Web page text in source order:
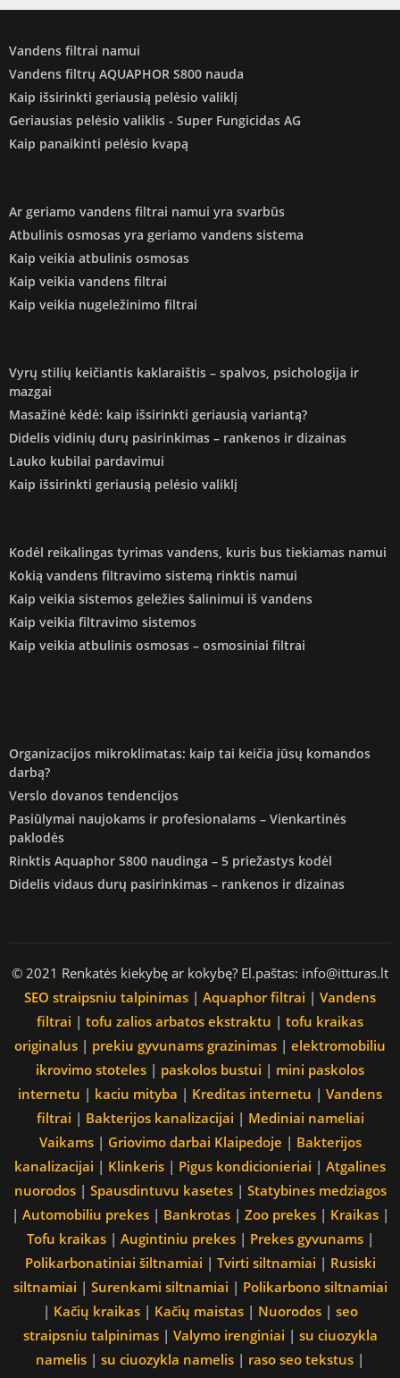
Vandens filtrai namui
Vandens filtrų AQUAPHOR S800 nauda
Kaip išsirinkti geriausią pelėsio valiklį
Geriausias pelėsio valiklis - Super Fungicidas AG
Kaip panaikinti pelėsio kvapą
Ar geriamo vandens filtrai namui yra svarbūs
Atbulinis osmosas yra geriamo vandens sistema
Kaip veikia atbulinis osmosas
Kaip veikia vandens filtrai
Kaip veikia nugeležinimo filtrai
Vyrų stilių keičiantis kaklaraištis – spalvos, psichologija ir
mazgai
Masažinė kėdė: kaip išsirinkti geriausią variantą?
Didelis vidinių durų pasirinkimas – rankenos ir dizainas
Lauko kubilai pardavimui
Kaip išsirinkti geriausią pelėsio valiklį
Kodėl reikalingas tyrimas vandens, kuris bus tiekiamas namui
Kokią vandens filtravimo sistemą rinktis namui
Kaip veikia sistemos geležies šalinimui iš vandens
Kaip veikia filtravimo sistemos
Kaip veikia atbulinis osmosas – osmosiniai filtrai
Organizacijos mikroklimatas: kaip tai keičia jūsų komandos
darbą?
Verslo dovanos tendencijos
Pasiūlymai naujokams ir profesionalams – Vienkartinės
paklodės
Rinktis Aquaphor S800 naudinga – 5 priežastys kodėl
Didelis vidaus durų pasirinkimas – rankenos ir dizainas
© 2021 Renkatės kiekybę ar kokybę? El.paštas: info@itturas.lt
SEO straipsniu talpinimas | Aquaphor filtrai | Vandens
filtrai | tofu zalios arbatos ekstraktu | tofu kraikas
originalus | prekiu gyvunams grazinimas | elektromobiliu
ikrovimo stoteles | paskolos bustui | mini paskolos
internetu | kaciu mityba | Kreditas internetu | Vandens
filtrai | Bakterijos kanalizacijai | Mediniai nameliai
Vaikams| Griovimo darbai Klaipedoje | Bakterijos
kanalizacijai | Klinkeris | Pigus kondicionieriai | Atgalines
nuorodos| Spausdintuvu kasetes| Statybines medziagos
| Automobiliu prekes| Bankrotas| Zoo prekes| Kraikas|
Tofu kraikas| Augintiniu prekes| Prekes gyvunams|
Polikarbonatiniai šiltnamiai | Tvirti siltnamiai | Rusiski
siltnamiai | Surenkami siltnamiai | Polikarbono siltnamiai
| Kačių kraikas| Kačių maistas| Nuorodos| seo
straipsniu talpinimas| Valymo irenginiai | su ciuozykla
namelis | su ciuozykla namelis | raso seo tekstus |